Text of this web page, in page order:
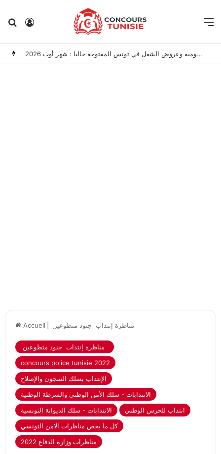
Rechercher
مناظرات الوظيفة العمومية وعروض الشغل في تونس المفتوحة حاليا : شهر أوت 2026
Accueil
concours police tunisie 2022
الإنتداب بسلك السجون والإصلاح
الانتدابات - سلك الأمن الوطني والشرطة الوطنية
الانتدابات - سلك الديوانة التونسية
انتداب للحرس الوطني
كل ما يخص مناظرات الامن التونسي
مناظرات وزارة الدفاع 2022